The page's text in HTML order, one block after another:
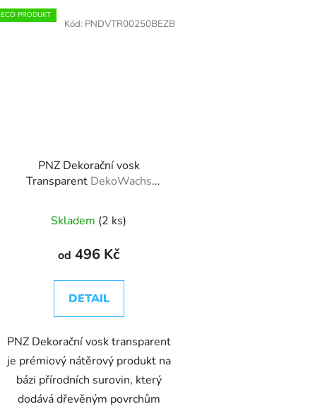
ECO PRODUKT
PNZ Dekorační vosk
Transparent DekoWachs
Skladem (2 ks)
od 496 Kč
DETAIL
PNZ Dekorační vosk transparent
je prémiový nátěrový produkt na
bázi přírodních surovin, který
dodává dřevěným povrchům
Kód: PNDVTR00250BEZB